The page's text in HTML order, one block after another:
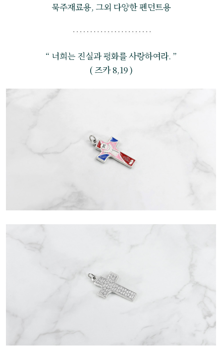
묵주재료용, 그외 다양한 펜던트용
“ 너희는 진실과 평화를 사랑하여라. ”
( 즈카 8,19 )